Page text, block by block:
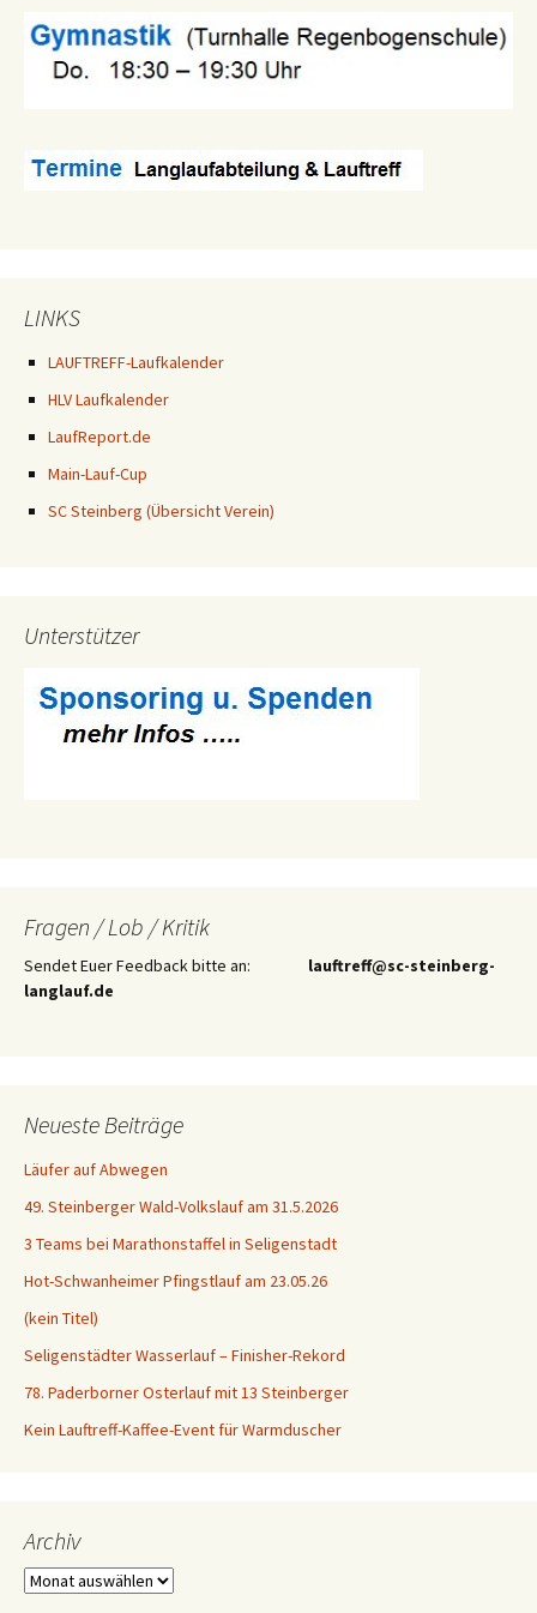
LINKS
LAUFTREFF-Laufkalender
HLV Laufkalender
LaufReport.de
Main-Lauf-Cup
SC Steinberg (Übersicht Verein)
Unterstützer
Fragen / Lob / Kritik
Sendet Euer Feedback bitte an: lauftreff@sc-steinberg-
langlauf.de
Neueste Beiträge
Läufer auf Abwegen
49. Steinberger Wald-Volkslauf am 31.5.2026
3 Teams bei Marathonstaffel in Seligenstadt
Hot-Schwanheimer Pfingstlauf am 23.05.26
(kein Titel)
Seligenstädter Wasserlauf – Finisher-Rekord
78. Paderborner Osterlauf mit 13 Steinberger
Kein Lauftreff-Kaffee-Event für Warmduscher
Archiv
Archiv